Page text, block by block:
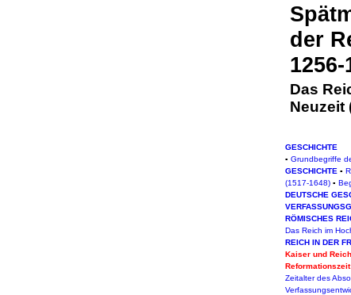
der
1256-
Das
Neuzeit
GESCHICHTE
▪ Grundbegriffe
GESCHICHTE ▪
(1517-1648) ▪
DEUTSCHE
RÖMISCHES
Das Reich im
REICH IN DER
Kaiser und
Zeitalter des